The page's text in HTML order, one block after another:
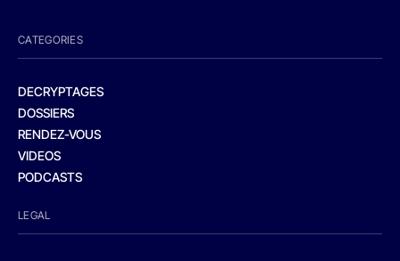
CATEGORIES
DECRYPTAGES
DOSSIERS
RENDEZ-VOUS
VIDEOS
PODCASTS
LEGAL